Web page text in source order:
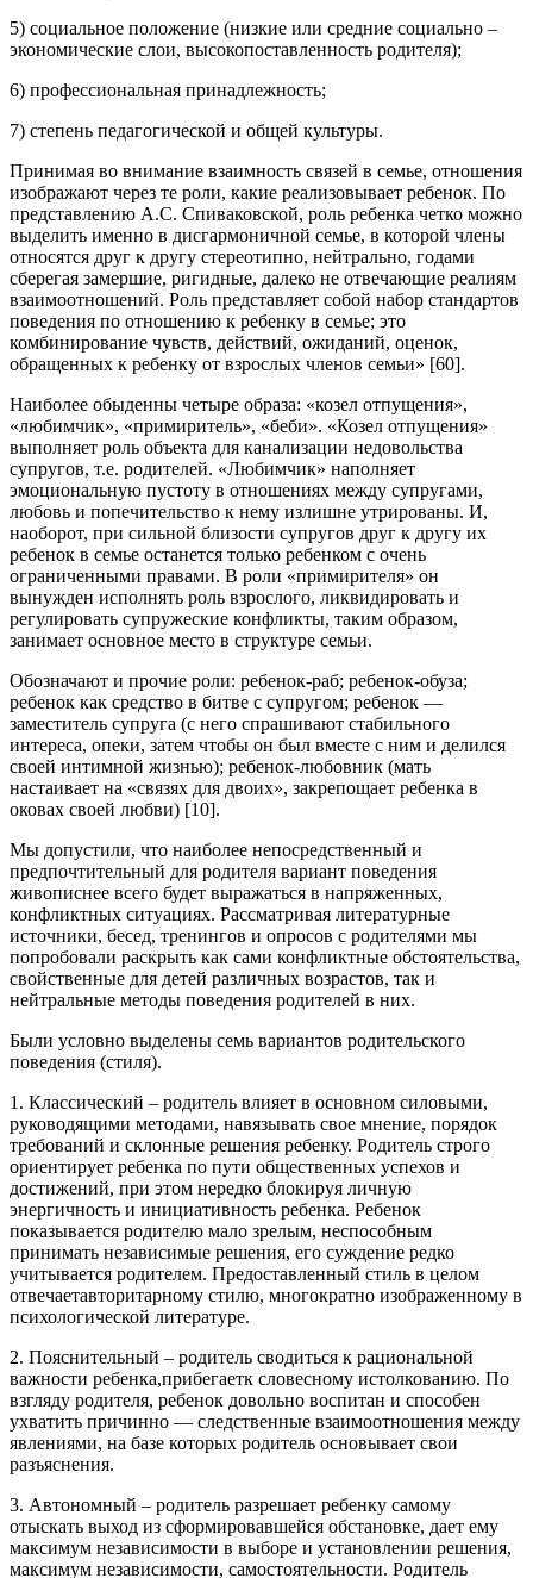
5) социальное положение (низкие или средние социально –
экономические слои, высокопоставленность родителя);
6) профессиональная принадлежность;
7) степень педагогической и общей культуры.
Принимая во внимание взаимность связей в семье, отношения
изображают через те роли, какие реализовывает ребенок. По
представлению А.С. Спиваковской, роль ребенка четко можно
выделить именно в дисгармоничной семье, в которой члены
относятся друг к другу стереотипно, нейтрально, годами
сберегая замершие, ригидные, далеко не отвечающие реалиям
взаимоотношений. Роль представляет собой набор стандартов
поведения по отношению к ребенку в семье; это
комбинирование чувств, действий, ожиданий, оценок,
обращенных к ребенку от взрослых членов семьи» [60].
Наиболее обыденны четыре образа: «козел отпущения»,
«любимчик», «примиритель», «беби». «Козел отпущения»
выполняет роль объекта для канализации недовольства
супругов, т.е. родителей. «Любимчик» наполняет
эмоциональную пустоту в отношениях между супругами,
любовь и попечительство к нему излишне утрированы. И,
наоборот, при сильной близости супругов друг к другу их
ребенок в семье останется только ребенком с очень
ограниченными правами. В роли «примирителя» он
вынужден исполнять роль взрослого, ликвидировать и
регулировать супружеские конфликты, таким образом,
занимает основное место в структуре семьи.
Обозначают и прочие роли: ребенок-раб; ребенок-обуза;
ребенок как средство в битве с супругом; ребенок —
заместитель супруга (с него спрашивают стабильного
интереса, опеки, затем чтобы он был вместе с ним и делился
своей интимной жизнью); ребенок-любовник (мать
настаивает на «связях для двоих», закрепощает ребенка в
оковах своей любви) [10].
Мы допустили, что наиболее непосредственный и
предпочтительный для родителя вариант поведения
живописнее всего будет выражаться в напряженных,
конфликтных ситуациях. Рассматривая литературные
источники, бесед, тренингов и опросов с родителями мы
попробовали раскрыть как сами конфликтные обстоятельства,
свойственные для детей различных возрастов, так и
нейтральные методы поведения родителей в них.
Были условно выделены семь вариантов родительского
поведения (стиля).
1. Классический – родитель влияет в основном силовыми,
руководящими методами, навязывать свое мнение, порядок
требований и склонные решения ребенку. Родитель строго
ориентирует ребенка по пути общественных успехов и
достижений, при этом нередко блокируя личную
энергичность и инициативность ребенка. Ребенок
показывается родителю мало зрелым, неспособным
принимать независимые решения, его суждение редко
учитывается родителем. Предоставленный стиль в целом
отвечаетавторитарному стилю, многократно изображенному в
психологической литературе.
2. Пояснительный – родитель сводиться к рациональной
важности ребенка,прибегаетк словесному истолкованию. По
взгляду родителя, ребенок довольно воспитан и способен
ухватить причинно — следственные взаимоотношения между
явлениями, на базе которых родитель основывает свои
разъяснения.
3. Автономный – родитель разрешает ребенку самому
отыскать выход из сформировавшейся обстановке, дает ему
максимум независимости в выборе и установлении решения,
максимум независимости, самостоятельности. Родитель